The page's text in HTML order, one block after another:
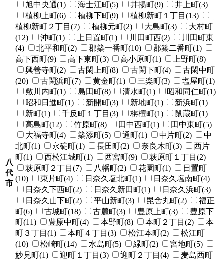
八
代
市
旭中央通(1) 海士江町(5) 井揚町(9)
井上町(3)
植柳上町(6)
植柳下町(9)
植柳新町１丁目(13)
植柳新町２丁目(7)
植柳元町(2) 大島町(3)
大村町
(12)
沖町(1) 上日置町(1) 川田町西(2)
川田町東
(4)
北平和町(2) 郡築一番町(10)
郡築二番町(1)
高下西町(9)
高下東町(3) 高小原町(1)
上野町(8)
興善寺町(2)
古閑上町(8) 古閑下町(4)
古閑中町
(20)
古閑浜町(7) 黄金町(1) 三楽町(3)
塩屋町(1)
敷川内町(1)
島田町(8) 清水町(1)
昭和同仁町(1)
昭和日進町(1)
新開町(3) 新地町(1)
新浜町(1)
新町(1)
千反町１丁目(3) 栴檀町(1)
鼠蔵町(1)
高島町(12)
竹原町(8) 田中西町(1)
田中東町(5)
大福寺町(4)
築添町(5) 通町(1) 中片町(2)
中
北町(1)
永碇町(1) 長田町(2) 奈良木町(3)
西片
町(1)
西松江城町(1) 西宮町(9)
萩原町１丁目(2)
萩原町２丁目(7)
八幡町(2) 花園町(1)
日置町
(10)
東片町(4) 日奈久塩北町(1)
日奈久塩南町(4)
日奈久下西町(2)
日奈久新田町(1)
日奈久浜町(3)
日奈久山下町(2)
平山新町(3) 毘舎丸町(2)
福正
町(6)
古城町(18) 古麓町(3) 豊原上町(3)
豊原下
町(11)
豊原中町(4) 本野町(8) 本町２丁目(2)
本
町３丁目(1)
本町４丁目(3) 松江本町(2)
松江町
(10)
松崎町(14) 水島町(5) 緑町(2)
宮地町(5)
妙見町(1)
迎町１丁目(3) 迎町２丁目(4)
麦島西町